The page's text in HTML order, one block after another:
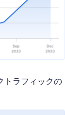
トラフィックの